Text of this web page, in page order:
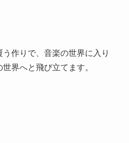
作りで、音楽の世界に入り
界へと飛び立てます。